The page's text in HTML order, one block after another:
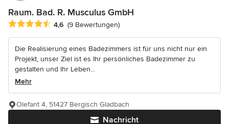
Raum. Bad. R. Musculus GmbH
Durchschnittliche Bewertung: 4.6 von 5 Sternen
4,6 (9 Bewertungen)
Die Realisierung eines Badezimmers ist für uns nicht nur ein
Projekt, unser Ziel ist es Ihr persönliches Badezimmer zu
gestalten und Ihr Leben...
Mehr
Nachricht
Olefant 4, 51427 Bergisch Gladbach